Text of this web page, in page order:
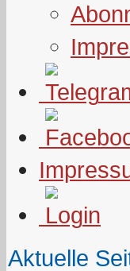
Aktuelle